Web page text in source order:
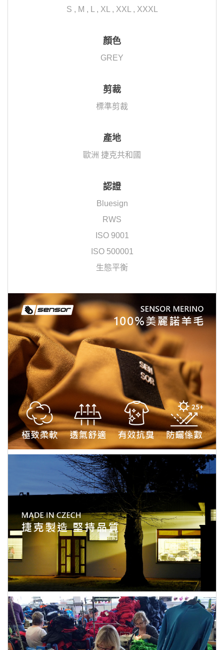
S , M , L , XL , XXL , XXXL
顏色
GREY
剪裁
標準剪裁
產地
歐洲 捷克共和國
認證
Bluesign
RWS
ISO 9001
ISO 500001
生態平衡